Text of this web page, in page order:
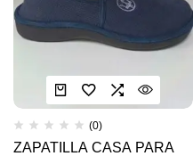
(0)
ZAPATILLA CASA PARA